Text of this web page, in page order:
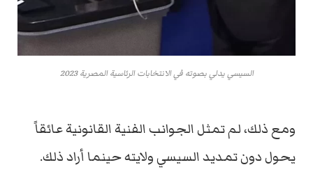
السيسي يدلي بصوته في الانتخابات الرئاسية المصرية 2023
ومع ذلك، لم تمثل الجوانب الفنية القانونية عائقاً
يحول دون تمديد السيسي ولايته حينما أراد ذلك.